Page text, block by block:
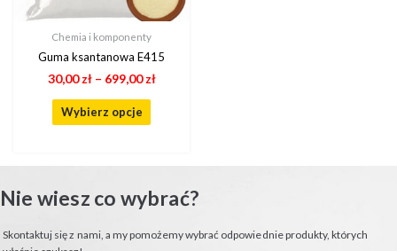
Chemia i komponenty
Guma ksantanowa E415
30,00zł– 699,00zł
Wybierz opcje
Nie wiesz co wybrać?
Skontaktuj się z nami, a my pomożemy wybrać odpowiednie produkty, których